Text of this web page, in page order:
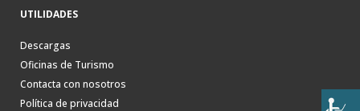
UTILIDADES
Descargas
Oficinas de Turismo
Contacta con nosotros
Política de privacidad